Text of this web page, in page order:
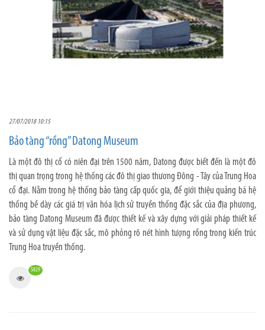
27/07/2018 10:15
Bảo tàng “rồng” Datong Museum
Là một đô thị cổ có niên đại trên 1500 năm, Datong được biết đến là một đô
thị quan trọng trong hệ thống các đô thị giao thương Đông - Tây của Trung Hoa
cổ đại. Nằm trong hệ thống bảo tàng cấp quốc gia, để giới thiệu quảng bá hệ
thống bề dày các giá trị văn hóa lịch sử truyền thống đặc sắc của địa phương,
bảo tàng Datong Museum đã được thiết kế và xây dựng với giải pháp thiết kế
và sử dụng vật liệu đặc sắc, mô phỏng rõ nét hình tượng rồng trong kiến trúc
Trung Hoa truyền thống.
5829